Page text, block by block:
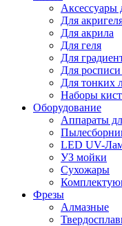
Аксессуары
Для
Для акрила
Для геля
Для
Для
Для тонких
Наборы
Оборудование
Аппараты
LED UV-
УЗ мойки
Сухожары
Фрезы
Алмазные